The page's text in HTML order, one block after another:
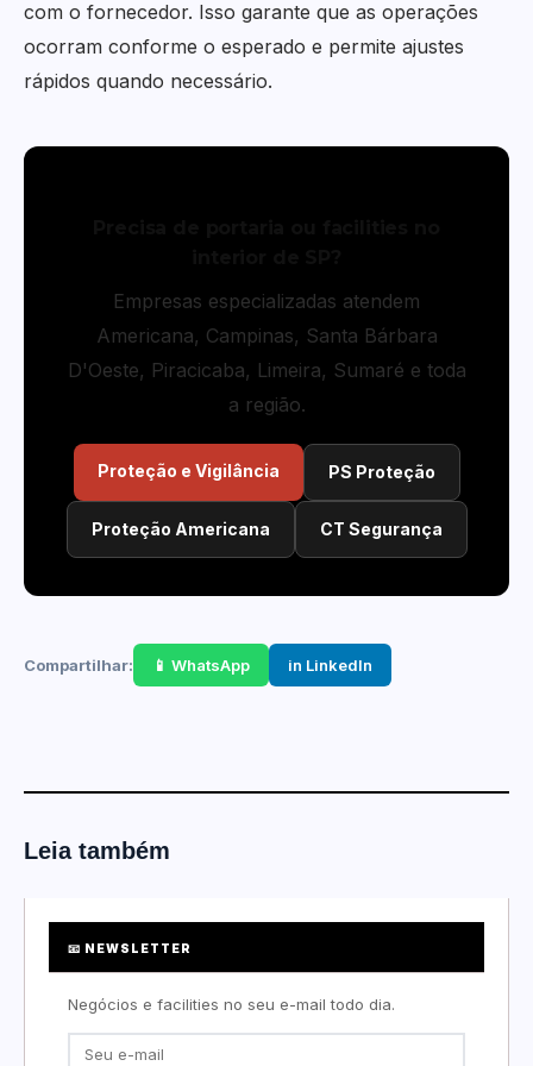
com o fornecedor. Isso garante que as operações
ocorram conforme o esperado e permite ajustes
rápidos quando necessário.
Empresas especializadas atendem
Americana, Campinas, Santa Bárbara
D'Oeste, Piracicaba, Limeira, Sumaré e toda
a região.
Proteção e Vigilância PS Proteção
Proteção Americana CT Segurança
Compartilhar: 📱 WhatsApp in LinkedIn
Leia também
📧 NEWSLETTER
Negócios e facilities no seu e-mail todo dia.